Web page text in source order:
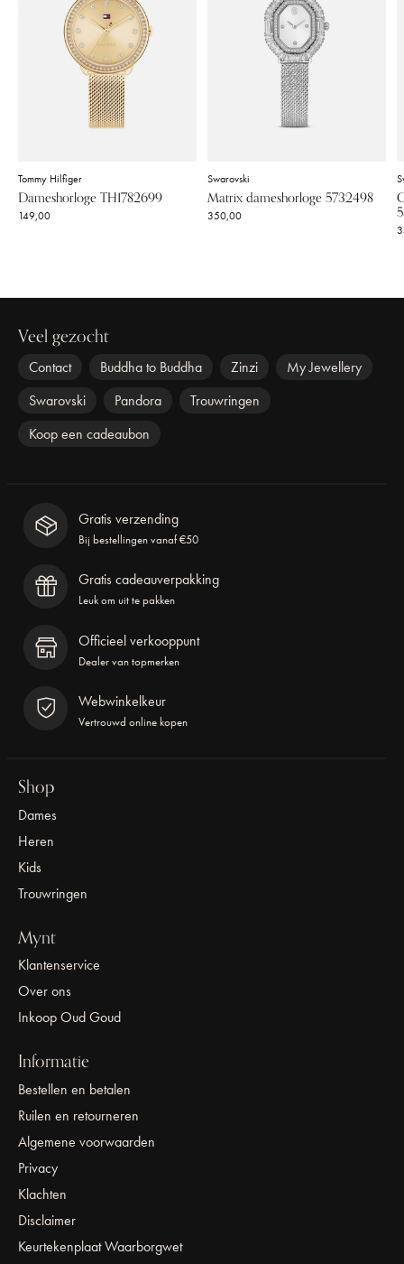
Tommy Hilfiger
Dameshorloge TH1782699
149,00
Swarovski
Matrix dameshorloge 5732498
350,00
Veel gezocht
Contact Buddha to Buddha Zinzi
My Jewellery
Swarovski
Pandora
Trouwringen
Koop een cadeaubon
Gratis verzending
Bij bestellingen vanaf €50
Gratis cadeauverpakking
Leuk om uit te pakken
Officieel verkooppunt
Dealer van topmerken
Webwinkelkeur
Vertrouwd online kopen
Shop
Dames
Heren
Kids
Trouwringen
Mynt
Klantenservice
Over ons
Inkoop Oud Goud
Informatie
Bestellen en betalen
Ruilen en retourneren
Algemene voorwaarden
Privacy
Klachten
Disclaimer
Keurtekenplaat Waarborgwet